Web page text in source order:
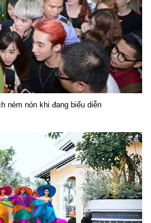
ném nón khi đang biểu diễn